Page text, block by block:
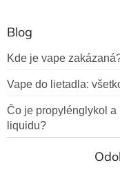
Blog
Kde je vape
Vape do lietadla:
Čo je propylénglykol
liquidu?